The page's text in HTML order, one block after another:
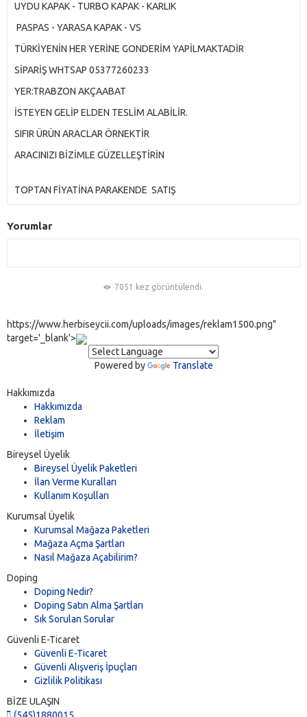
UYDU KAPAK - TURBO KAPAK - KARLIK
PASPAS - YARASA KAPAK - VS
TÜRKİYENİN HER YERİNE GONDERİM YAPİLMAKTADİR
SİPARİŞ WHTSAP 05377260233
YER:TRABZON AKÇAABAT
İSTEYEN GELİP ELDEN TESLİM ALABİLİR.
SIFIR ÜRÜN ARACLAR ÖRNEKTİR
ARACINIZI BİZİMLE GÜZELLEŞTİRİN
TOPTAN FİYATİNA PARAKENDE SATIŞ
Yorumlar
7051 kez görüntülendi.
https://www.herbiseycii.com/uploads/images/reklam1500.png"
target='_blank'>
Powered by Translate
Hakkımızda
Hakkımızda
Reklam
İletişim
Bireysel Üyelik
Bireysel Üyelik Paketleri
İlan Verme Kuralları
Kullanım Koşulları
Kurumsal Üyelik
Kurumsal Mağaza Paketleri
Mağaza Açma Şartları
Nasıl Mağaza Açabilirim?
Doping
Doping Nedir?
Doping Satın Alma Şartları
Sık Sorulan Sorular
Güvenli E-Ticaret
Güvenli E-Ticaret
Güvenli Alışveriş İpuçları
Gizlilik Politikası
BİZE ULAŞIN